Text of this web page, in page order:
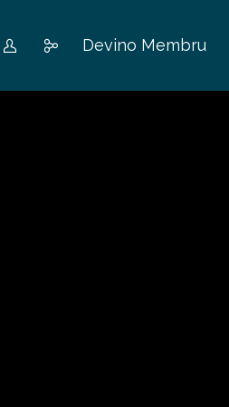
Devino Membru